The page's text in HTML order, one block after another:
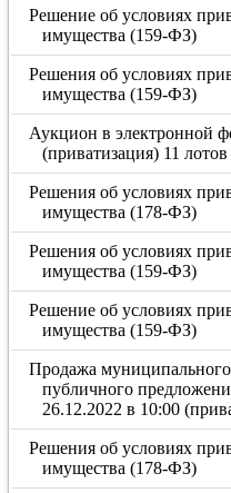
Решение об условиях
имущества (159-ФЗ)
Решения об условиях
имущества (159-ФЗ)
Аукцион в электронной
(приватизация) 11 лотов
Решения об условиях
имущества (178-ФЗ)
Решения об условиях
имущества (159-ФЗ)
Решение об условиях
имущества (159-ФЗ)
Продажа
публичного
26.12.2022 в 10:00
Решения об условиях
имущества (178-ФЗ)